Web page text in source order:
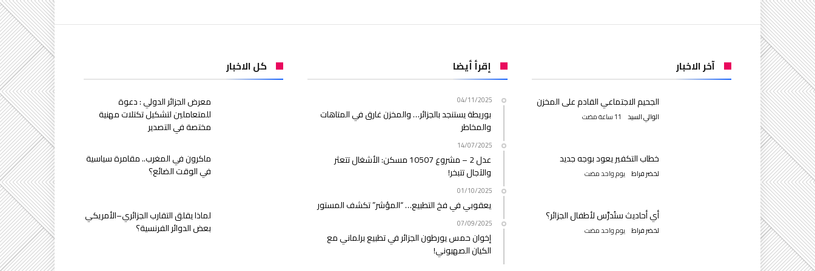
آخر الاخبار
الجحيم الاجتماعي القادم على المخزن
الوالي السيد
خطاب التكفير يعود بوجه جديد
لخضر فراط ‫‫‫‏‫يوم واحد مضت‬
أي أحاديث ستُدرَّس لأطفال الجزائر؟
لخضر فراط ‫‫‫‏‫يوم واحد مضت‬
إقرأ أيضا
04/11/2025
بوريطة يستنجد بالجزائر… والمخزن غارق في المتاهات
والمخاطر
14/07/2025
عدل 2 – مشروع 10507 مسكن: الأشغال تتعثر
والآجال تتبخر!
01/10/2025
يعقوبي في فخ التطبيع… “المؤشر” تكشف المستور
07/09/2025
إخوان حمس يورطون الجزائر في تطبيع برلماني مع
الكيان الصهيوني!
كل الاخبار
معرض الجزائر الدولي : دعوة
للمتعاملين لتشكيل تكتلات مهنية
مختصة في التصدير
ماكرون في المغرب.. مقامرة سياسية
في الوقت الضائع؟
لماذا يقلق التقارب الجزائري–الأمريكي
بعض الدوائر الفرنسية؟